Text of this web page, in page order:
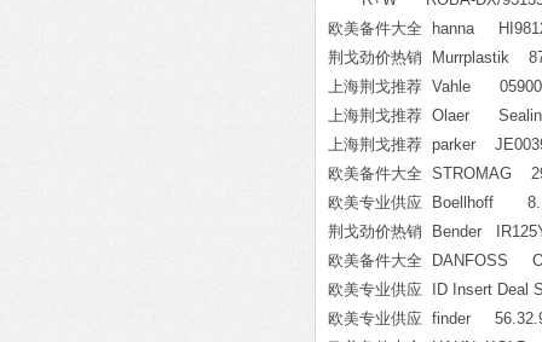
欧美备件大全 hanna
荆戈劲价热销 Murrplastik
上海荆戈推荐 Vahle
上海荆戈推荐 Olaer
上海荆戈推荐 parker
欧美备件大全 STROMAG
欧美专业供应 Boellhoff
荆戈劲价热销 Bender
欧美备件大全 DANFOSS
欧美专业供应 ID Insert Deal
欧美专业供应 finder